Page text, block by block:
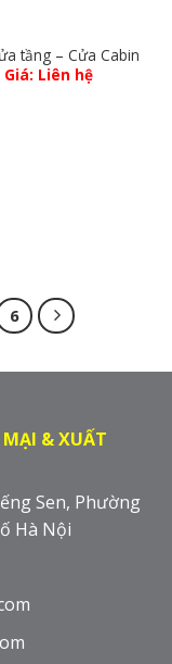
tầng – Cửa Cabin
Giá: Liên hệ
6
& XUẤT
Sen, Phường
Hà Nội